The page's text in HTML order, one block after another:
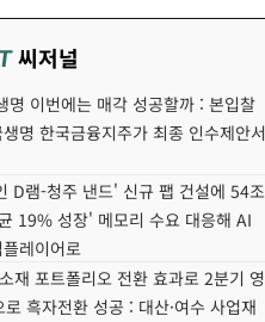
씨저널
이번에는 매각 성공할까 : 본입찰
명 한국금융지주가 최종 인수제안서
D램-청주 낸드' 신규 팹 건설에 54조
19% 성장' 메모리 수요 대응해 AI
레이어로
재 포트폴리오 전환 효과로 2분기 영
흑자전환 성공 : 대산·여수 사업재